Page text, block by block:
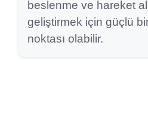
beslenme ve hareket
geliştirmek için güçlü
noktası olabilir.